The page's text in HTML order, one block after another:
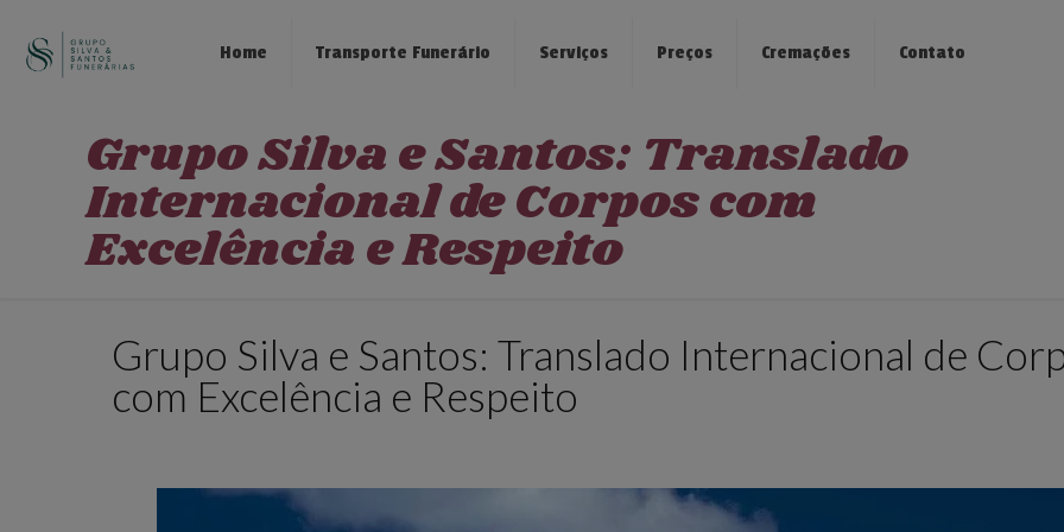
Home Transporte Funerário Serviços Preços Cremações Contato
Grupo Silva e Santos: Translado
Internacional de Corpos com
Excelência e Respeito
Grupo Silva e Santos: Translado Internacional de
com Excelência e Respeito